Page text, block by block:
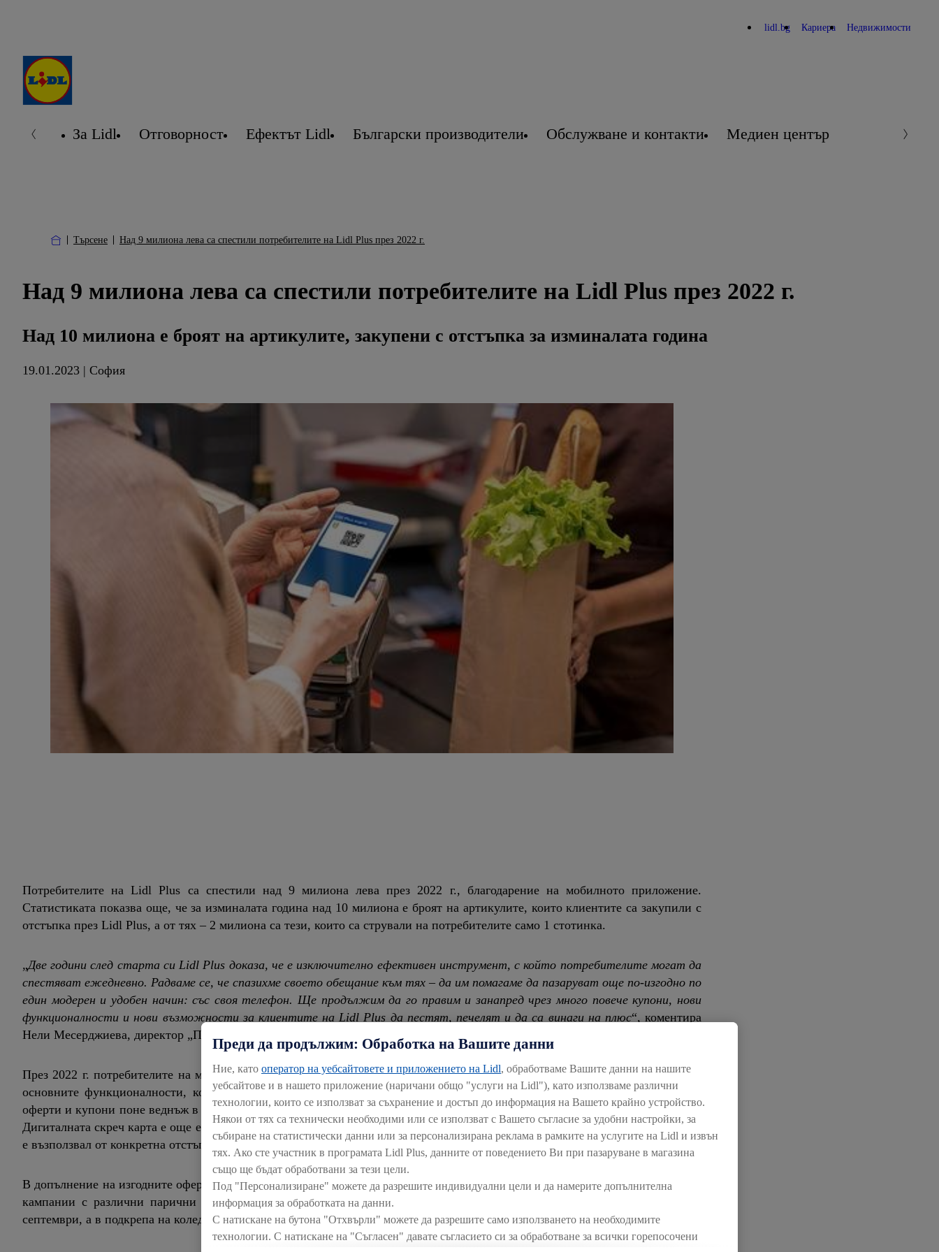
lidl.bg Кариера Недвижимости
За Lidl Отговорност Ефектът Lidl Български производители Обслужване и контакти Медиен център
Търсене Над 9 милиона лева са спестили потребителите на Lidl Plus през 2022 г.
Над 9 милиона лева са спестили потребителите на Lidl Plus през 2022 г.
Над 10 милиона е броят на артикулите, закупени с отстъпка за изминалата година
19.01.2023 | София
Потребителите на Lidl Plus са спестили над 9 милиона лева през 2022 г., благодарение на мобилното приложение.
Статистиката показва още, че за изминалата година над 10 милиона е броят на артикулите, които клиентите са закупили с
отстъпка през Lidl Plus, а от тях – 2 милиона са тези, които са стрували на потребителите само 1 стотинка.
„Две години след старта сиLidl Plus доказа, че е изключително ефективен инструмент, с който потребителите могат да
спестяват ежедневно. Радваме се, че спазихме своето обещание към тях – да им помагаме да пазаруват още по-изгодно по
един модерен и удобен начин: със своя телефон. Ще продължим да го правим и занапред чрез много повече купони, нови
функционалности и нови възможности за клиентите наLidl Plus да пестят, печелят и да са винаги на плюс“, коментира
Нели Месерджиева, директор „Промоции, маркетинг и потребителско поведение“.
През 2022 г. потребителите на мобилното приложение са се възползвали от над 2000 купона и оферти. Това са и едни от
основните функционалности, които предлага Lidl Plus за оптимизиране на семейния бюджет. Ако се използват всички
оферти и купони поне веднъж в седмицата, приложението може да спести минимум 10 лв. седмично на всяко домакинство.
Дигиталната скреч карта е още едно предимство на Lidl Plus. При всяко сканиране на касата, без значение дали клиентът се
е възползвал от конкретна отстъпка, той получава нова скреч карта, която може да донесе допълнителни купони.
В допълнение на изгодните оферти потребителите на Lidl Plus имаха възможност да се включат и в над 20 различни игри и
кампании с различни парични и предметни награди, сред които ваучер за кемпер за лятната ваканция, лаптопи през
септември, а в подкрепа на коледното пазаруване – стотици ваучери за пазаруване на стойност 300 лв. и много други.
Преди да продължим: Обработка на Вашите данни
Ние, като оператор на уебсайтовете и приложението на Lidl, обработваме Вашите данни на нашите
уебсайтове и в нашето приложение (наричани общо "услуги на Lidl"), като използваме различни
технологии, които се използват за съхранение и достъп до информация на Вашето крайно устройство.
Някои от тях са технически необходими или се използват с Вашето съгласие за удобни настройки, за
събиране на статистически данни или за персонализирана реклама в рамките на услугите на Lidl и извън
тях. Ако сте участник в програмата Lidl Plus, данните от поведението Ви при пазаруване в магазина
също ще бъдат обработвани за тези цели.
Под "Персонализиране" можете да разрешите индивидуални цели и да намерите допълнителна
информация за обработката на данни.
С натискане на бутона "Отхвърли" можете да разрешите само използването на необходимите
технологии. С натискане на "Съгласен" давате съгласието си за обработване за всички горепосочени